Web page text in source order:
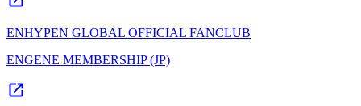
ENHYPEN GLOBAL OFFICIAL FANCLUB
ENGENE MEMBERSHIP (JP)